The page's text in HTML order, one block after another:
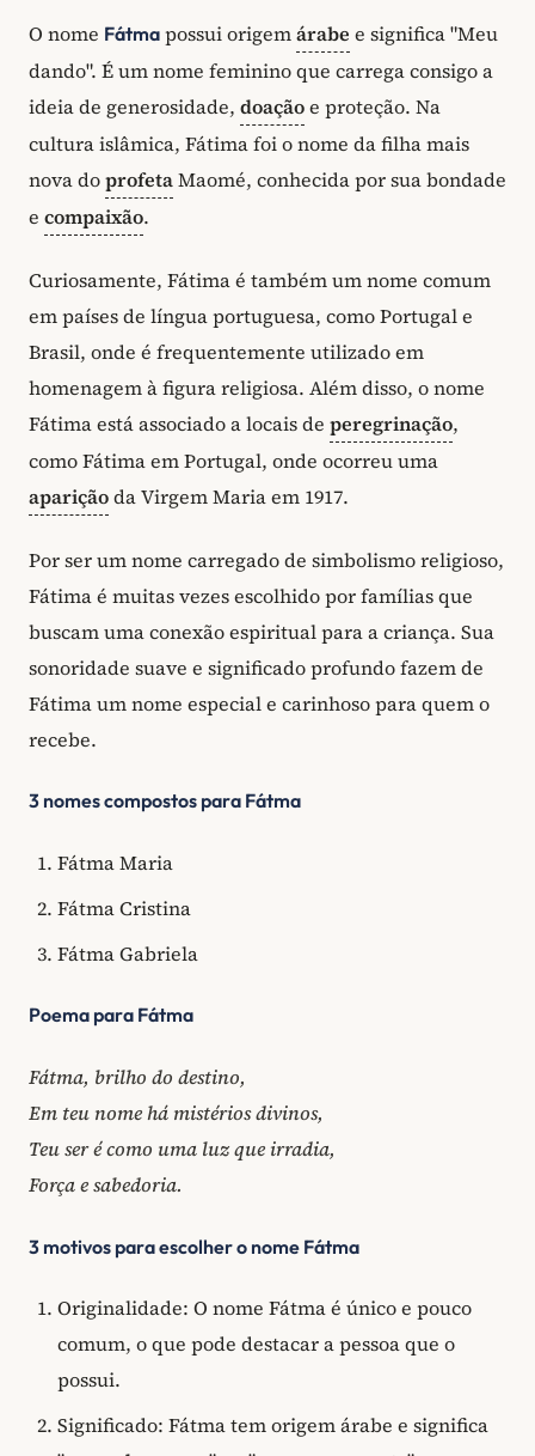
O nome Fátma possui origemárabe e significa "Meu
dando". É um nome feminino que carrega consigo a
ideia de generosidade, doaçãoe proteção. Na
cultura islâmica, Fátima foi o nome da filha mais
nova doprofetaMaomé, conhecida por sua bondade
e compaixão.
Curiosamente, Fátima é também um nome comum
em países de língua portuguesa, como Portugal e
Brasil, onde é frequentemente utilizado em
homenagem à figura religiosa. Além disso, o nome
Fátima está associado a locais de peregrinação,
como Fátima em Portugal, onde ocorreu uma
apariçãoda Virgem Maria em 1917.
Por ser um nome carregado de simbolismo religioso,
Fátima é muitas vezes escolhido por famílias que
buscam uma conexão espiritual para a criança. Sua
sonoridade suave e significado profundo fazem de
Fátima um nome especial e carinhoso para quem o
recebe.
3 nomes compostos para Fátma
Fátma Maria
Fátma Cristina
Fátma Gabriela
Poema para Fátma
Fátma, brilho do destino,
Em teu nome há mistérios divinos,
Teu ser é como uma luz que irradia,
Força e sabedoria.
3 motivos para escolher o nome Fátma
Originalidade: O nome Fátma é único e pouco
comum, o que pode destacar a pessoa que o
possui.
Significado: Fátma tem origem árabe e significa